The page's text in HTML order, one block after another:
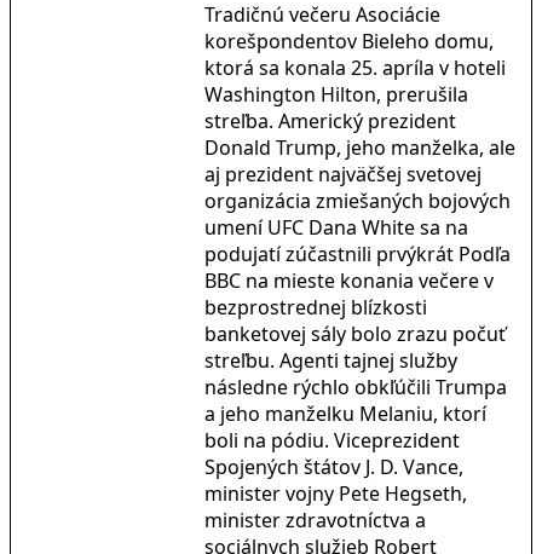
Tradičnú večeru Asociácie
korešpondentov Bieleho domu,
ktorá sa konala 25. apríla v hoteli
Washington Hilton, prerušila
streľba. Americký prezident
Donald Trump, jeho manželka, ale
aj prezident najväčšej svetovej
organizácia zmiešaných bojových
umení UFC Dana White sa na
podujatí zúčastnili prvýkrát Podľa
BBC na mieste konania večere v
bezprostrednej blízkosti
banketovej sály bolo zrazu počuť
streľbu. Agenti tajnej služby
následne rýchlo obkľúčili Trumpa
a jeho manželku Melaniu, ktorí
boli na pódiu. Viceprezident
Spojených štátov J. D. Vance,
minister vojny Pete Hegseth,
minister zdravotníctva a
sociálnych služieb Robert